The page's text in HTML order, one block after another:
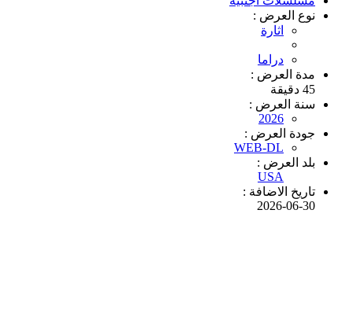
نوع العرض :
اثارة
دراما
مدة العرض :
45 دقيقة
سنة العرض :
2026
جودة العرض :
WEB-DL
بلد العرض :
USA
تاريخ الاضافة :
2026-06-30